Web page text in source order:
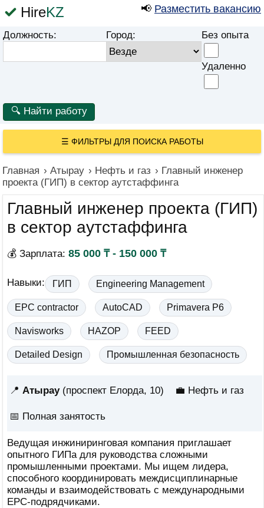
HireKZ 📢 Разместить вакансию
Должность: Город: Без опыта
Удаленно
☰ ФИЛЬТРЫ ДЛЯ ПОИСКА РАБОТЫ
Главная › Атырау › Нефть и газ › Главный инженер
проекта (ГИП) в сектор аутстаффинга
Главный инженер проекта (ГИП)
в сектор аутстаффинга
💰 Зарплата: 85 000 ₸ - 150 000 ₸
Навыки: ГИП Engineering Management
EPC contractor AutoCAD Primavera P6
Navisworks HAZOP FEED
Detailed Design Промышленная безопасность
📍 Атырау(проспект Елорда, 10) 💼 Нефть и газ
📅 Полная занятость
Ведущая инжиниринговая компания приглашает
опытного ГИПа для руководства сложными
промышленными проектами. Мы ищем лидера,
способного координировать междисциплинарные
команды и взаимодействовать с международными
EPC-подрядчиками.